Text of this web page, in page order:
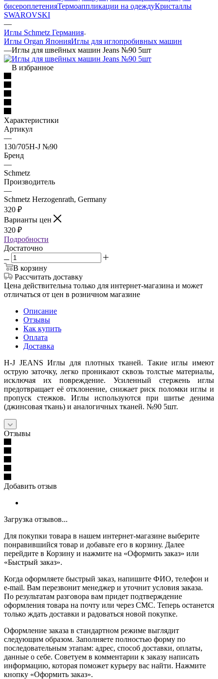
бисероплетенияТермоаппликации на одеждуКристаллы
SWAROVSKI
—
Иглы Schmetz Германия
Иглы Organ ЯпонияИглы для иглопробивных машин
—Иглы для швейных машин Jeans №90 5шт
В избранное
Характеристики
Артикул
—
130/705Н-J №90
Бренд
—
Schmetz
Производитель
—
Schmetz Herzogenrath, Germany
320 ₽
Варианты цен
320 ₽
Подробности
Достаточно
В корзину
Рассчитать доставку
Цена действительна только для интернет-магазина и может
отличаться от цен в розничном магазине
Описание
Отзывы
Как купить
Оплата
Доставка
H-J JEANS Иглы для плотных тканей. Такие иглы имеют
острую заточку, легко проникают сквозь толстые материалы,
исключая их повреждение. Усиленный стержень иглы
предотвращает её отклонение, снижает риск поломки иглы и
пропуск стежков. Иглы используются при шитье денима
(джинсовая ткань) и аналогичных тканей. №90 5шт.
Отзывы
Добавить отзыв
Загрузка отзывов...
Для покупки товара в нашем интернет-магазине выберите
понравившийся товар и добавьте его в корзину. Далее
перейдите в Корзину и нажмите на «Оформить заказ» или
«Быстрый заказ».
Когда оформляете быстрый заказ, напишите ФИО, телефон и
e-mail. Вам перезвонит менеджер и уточнит условия заказа.
По результатам разговора вам придет подтверждение
оформления товара на почту или через СМС. Теперь останется
только ждать доставки и радоваться новой покупке.
Оформление заказа в стандартном режиме выглядит
следующим образом. Заполняете полностью форму по
последовательным этапам: адрес, способ доставки, оплаты,
данные о себе. Советуем в комментарии к заказу написать
информацию, которая поможет курьеру вас найти. Нажмите
кнопку «Оформить заказ».